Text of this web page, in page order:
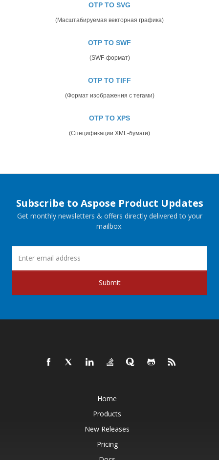
OTP TO SVG
(Масштабируемая векторная графика)
OTP TO SWF
(SWF-формат)
OTP TO TIFF
(Формат изображения с тегами)
OTP TO XPS
(Спецификации XML-бумаги)
Subscribe to Aspose Product Updates
Get monthly newsletters & offers directly delivered to your
mailbox.
Submit
Home
Products
New Releases
Pricing